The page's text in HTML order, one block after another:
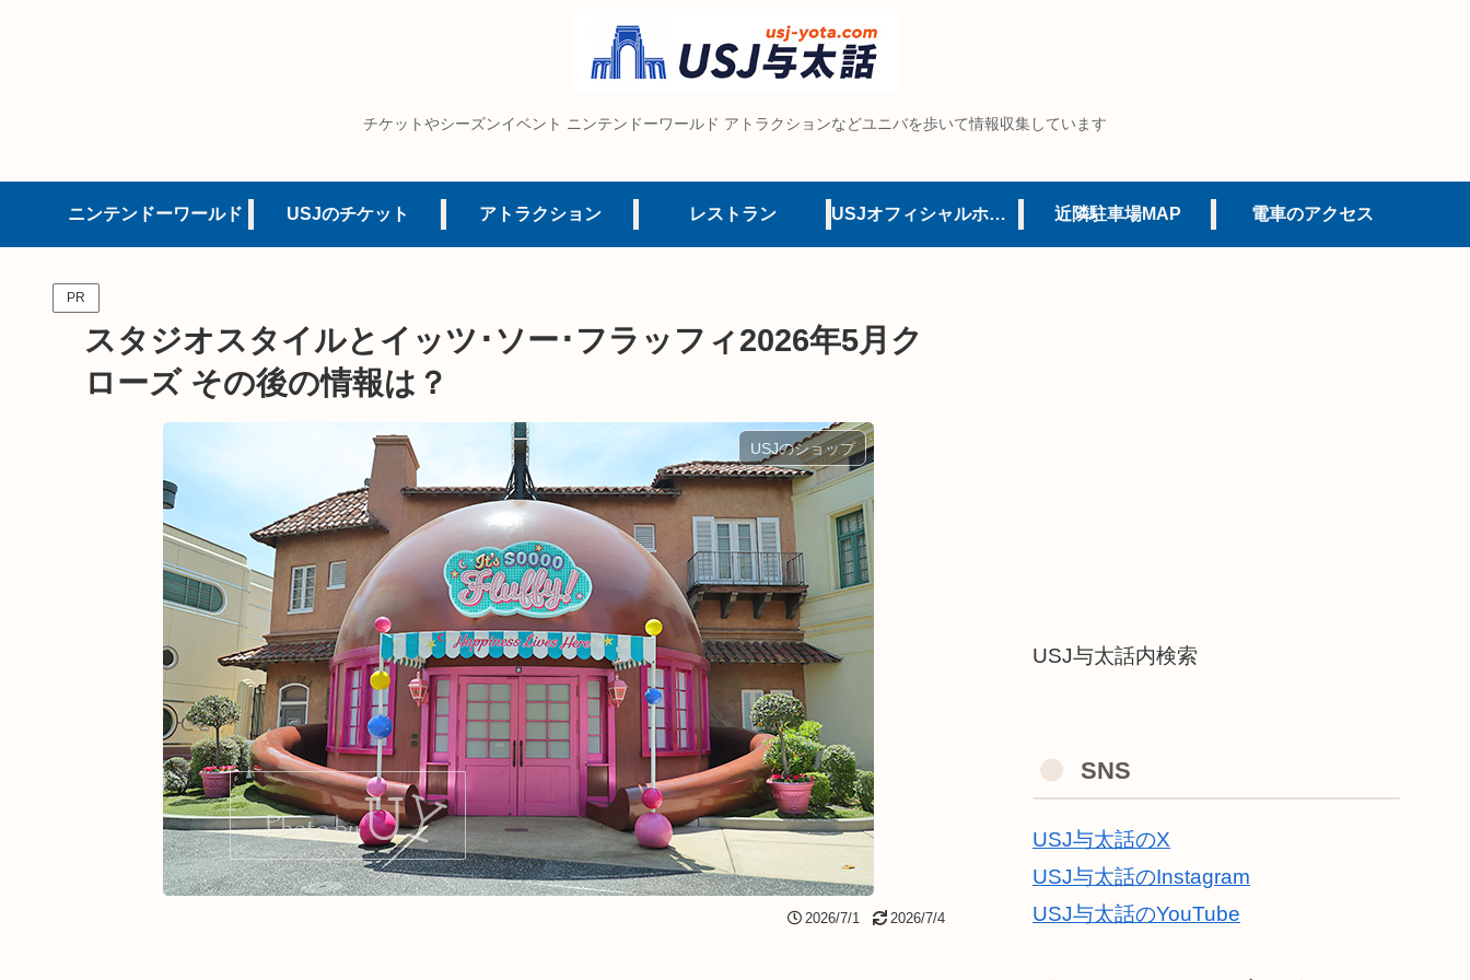
チケットやシーズンイベント ニンテンドーワールド アトラクションなどユニバを歩いて情報収集しています
ニンテンドーワールド USJのチケット アトラクション レストラン USJオフィシャルホテル 近隣駐車場MAP 電車のアクセス
PR
スタジオスタイルとイッツ･ソー･フラッフィ2026年5月ク
ローズ その後の情報は？
USJのショップ
2026/7/1 2026/7/4
USJ与太話内検索
SNS
USJ与太話のX
USJ与太話のInstagram
USJ与太話のYouTube